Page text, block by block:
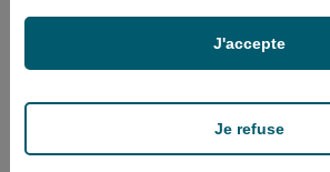
Je refuse
J'accepte